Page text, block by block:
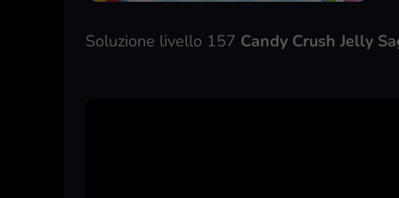
Soluzione livello 157 Candy Crush Jelly